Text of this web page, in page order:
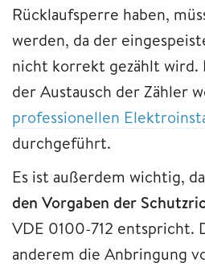
Rücklaufsperre haben,
werden, da der
nicht korrekt gezählt wird.
der Austausch der Zähler
professionellen
durchgeführt.
Es ist außerdem wichtig,
den Vorgaben der
VDE 0100-712 entspricht.
anderem die Anbringung